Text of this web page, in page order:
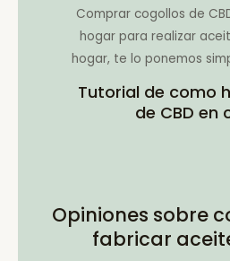
Comprar cogollos de
hogar para realizar
hogar, te lo ponemos
Tutorial de como
de CBD en
Opiniones sobre
fabricar